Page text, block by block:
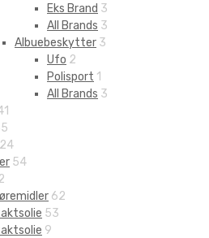
Eks Brand 3
All Brands 3
Albuebeskytter 3
Ufo 2
Polisport 1
All Brands 3
24
54
62
53
9